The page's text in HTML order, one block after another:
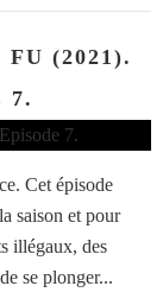
(2021).
7.
Cet épisode
saison et pour
illégaux, des
se plonger...